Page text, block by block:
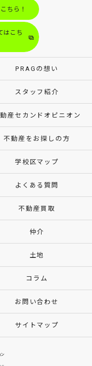
ちら！
はこち
PRAGの想い
スタッフ紹介
産セカンドオピニオン
不動産をお探しの方
学校区マップ
よくある質問
不動産買取
仲介
土地
コラム
お問い合わせ
サイトマップ